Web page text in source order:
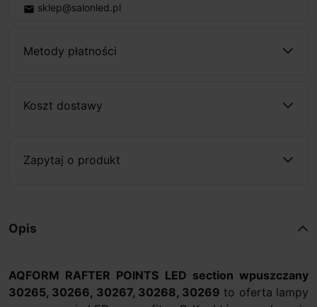
email sklep@salonled.pl
Metody płatności
Koszt dostawy
Zapytaj o produkt
Opis
AQFORM RAFTER POINTS LED section wpuszczany
30265, 30266, 30267, 30268, 30269 to oferta lampy